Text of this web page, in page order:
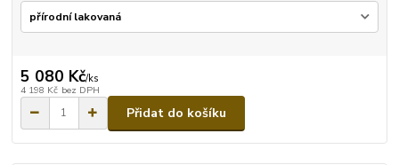
5 080 Kč/ks
4 198 Kč bez DPH
Přidat do košíku